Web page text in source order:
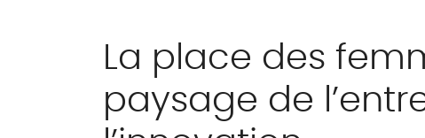
La place des
paysage de